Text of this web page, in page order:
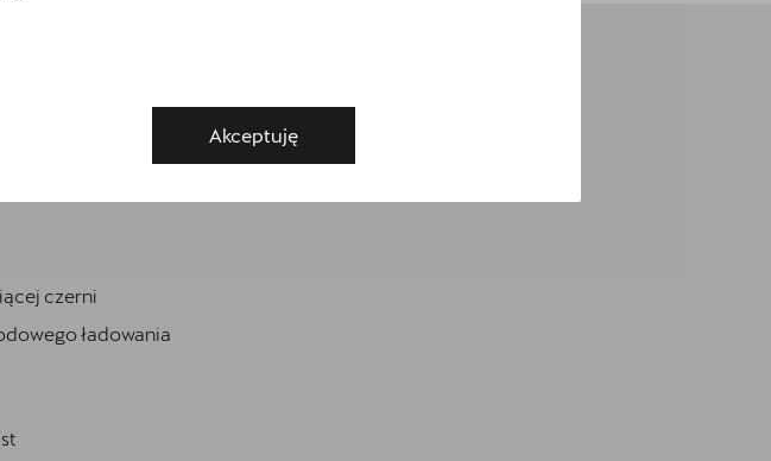
jego wyposażenia.
czerni
ładowania
Akceptuję